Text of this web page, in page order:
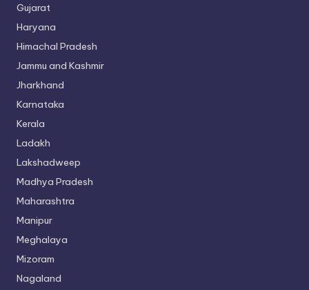
Gujarat
Haryana
Himachal Pradesh
Jammu and Kashmir
Jharkhand
Karnataka
Kerala
Ladakh
Lakshadweep
Madhya Pradesh
Maharashtra
Manipur
Meghalaya
Mizoram
Nagaland